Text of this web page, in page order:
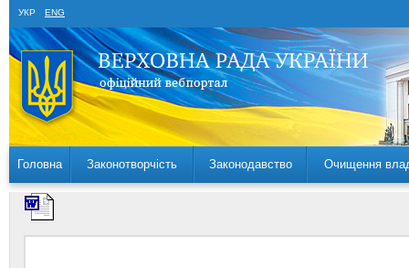
УКР ENG
Головна Законотворчість Законодавство Очищення